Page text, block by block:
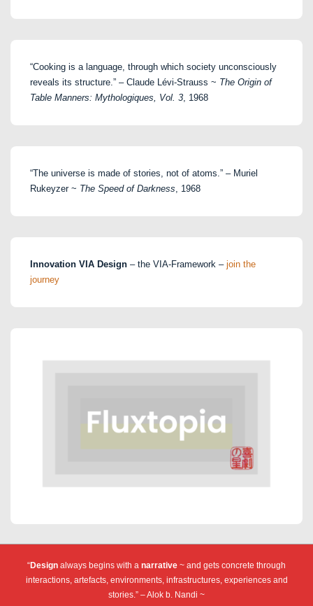
“Cooking is a language, through which society unconsciously
reveals its structure.” – Claude Lévi-Strauss ~ The Origin of
Table Manners: Mythologiques, Vol. 3 , 1968
“The universe is made of stories, not of atoms.” – Muriel
Rukeyzer ~ The Speed of Darkness , 1968
Innovation VIA Design – the VIA-Framework – join the
journey
“Design always begins with a narrative ~ and gets concrete through
interactions, artefacts, environments, infrastructures, experiences and
stories.” – Alok b. Nandi ~